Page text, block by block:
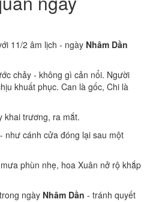
11/2 âm lịch - ngày Nhâm Dần
chảy - không gì cản nổi. Người
khuất phục. Can là gốc, Chi là
khai trương, ra mắt.
như cánh cửa đóng lại sau một
phùn nhẹ, hoa Xuân nở rộ khắp
ngày Nhâm Dần - tránh quyết